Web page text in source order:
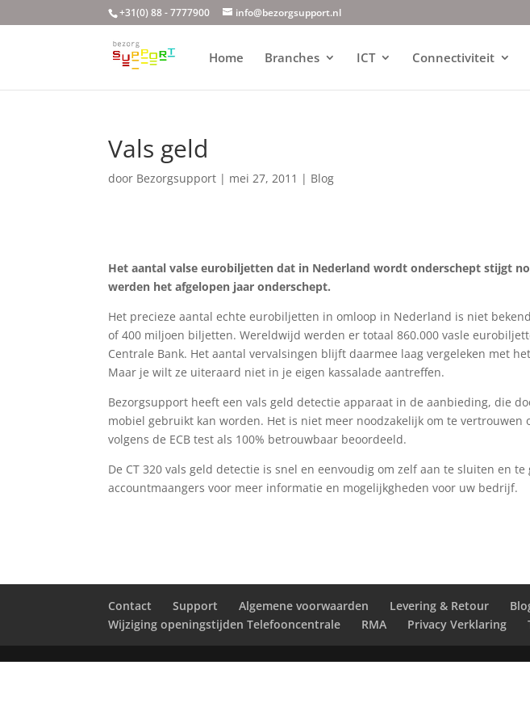
+31(0) 88 - 7777900 info@bezorgsupport.nl
Home Branches ICT Connectiviteit
Vals geld
door Bezorgsupport | mei 27, 2011 | Blog
Het aantal valse eurobiljetten dat in Nederland wordt onderschept stijgt
werden het afgelopen jaar onderschept.
Het precieze aantal echte eurobiljetten in omloop in Nederland is niet
of 400 miljoen biljetten. Wereldwijd werden er totaal 860.000 vasle
Centrale Bank. Het aantal vervalsingen blijft daarmee laag vergeleken met
Maar je wilt ze uiteraard niet in je eigen kassalade aantreffen.
Bezorgsupport heeft een vals geld detectie apparaat in de aanbieding, die
mobiel gebruikt kan worden. Het is niet meer noodzakelijk om te vertrouwen
volgens de ECB test als 100% betrouwbaar beoordeeld.
De CT 320 vals geld detectie is snel en eenvoudig om zelf aan te sluiten en
accountmaangers voor meer informatie en mogelijkgheden voor uw bedrijf.
Contact Support Algemene voorwaarden Levering & Retour
Wijziging openingstijden Telefooncentrale
RMA Privacy Verklaring